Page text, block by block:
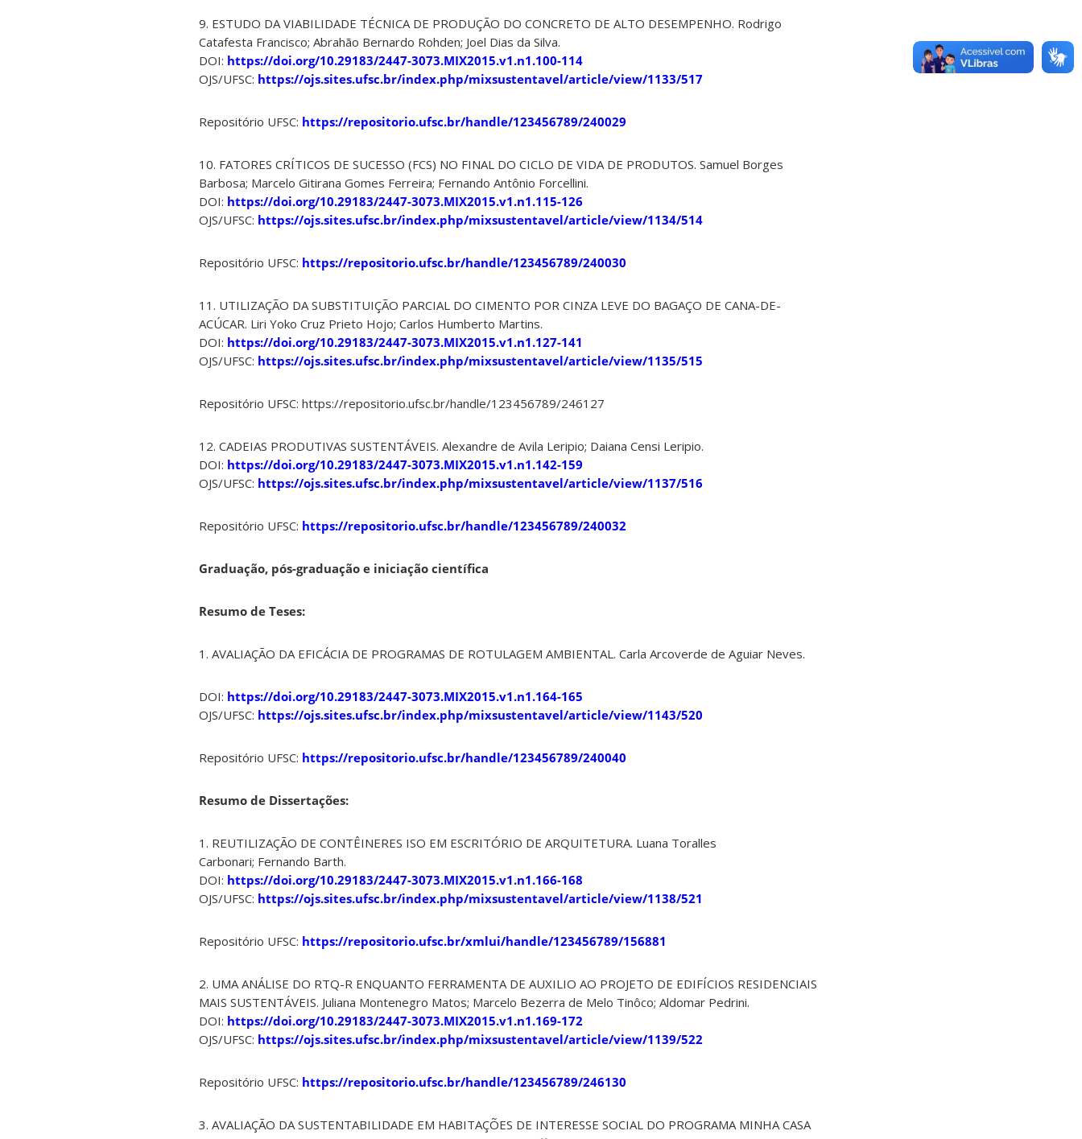
9. ESTUDO DA VIABILIDADE TÉCNICA DE PRODUÇÃO DO CONCRETO DE ALTO DESEMPENHO. Rodrigo
Catafesta Francisco; Abrahão Bernardo Rohden; Joel Dias da Silva.
DOI: https://doi.org/10.29183/2447-3073.MIX2015.v1.n1.100-114
OJS/UFSC: https://ojs.sites.ufsc.br/index.php/mixsustentavel/article/view/1133/517
Repositório UFSC: https://repositorio.ufsc.br/handle/123456789/240029
10. FATORES CRÍTICOS DE SUCESSO (FCS) NO FINAL DO CICLO DE VIDA DE PRODUTOS. Samuel Borges
Barbosa; Marcelo Gitirana Gomes Ferreira; Fernando Antônio Forcellini.
DOI: https://doi.org/10.29183/2447-3073.MIX2015.v1.n1.115-126
OJS/UFSC: https://ojs.sites.ufsc.br/index.php/mixsustentavel/article/view/1134/514
Repositório UFSC: https://repositorio.ufsc.br/handle/123456789/240030
11. UTILIZAÇÃO DA SUBSTITUIÇÃO PARCIAL DO CIMENTO POR CINZA LEVE DO BAGAÇO DE CANA-DE-
ACÚCAR. Liri Yoko Cruz Prieto Hojo; Carlos Humberto Martins.
DOI: https://doi.org/10.29183/2447-3073.MIX2015.v1.n1.127-141
OJS/UFSC: https://ojs.sites.ufsc.br/index.php/mixsustentavel/article/view/1135/515
Repositório UFSC: https://repositorio.ufsc.br/handle/123456789/246127
12. CADEIAS PRODUTIVAS SUSTENTÁVEIS. Alexandre de Avila Leripio; Daiana Censi Leripio.
DOI: https://doi.org/10.29183/2447-3073.MIX2015.v1.n1.142-159
OJS/UFSC: https://ojs.sites.ufsc.br/index.php/mixsustentavel/article/view/1137/516
Repositório UFSC: https://repositorio.ufsc.br/handle/123456789/240032
Graduação, pós-graduação e iniciação científica
Resumo de Teses:
1. AVALIAÇÃO DA EFICÁCIA DE PROGRAMAS DE ROTULAGEM AMBIENTAL. Carla Arcoverde de Aguiar Neves.
DOI: https://doi.org/10.29183/2447-3073.MIX2015.v1.n1.164-165
OJS/UFSC: https://ojs.sites.ufsc.br/index.php/mixsustentavel/article/view/1143/520
Repositório UFSC: https://repositorio.ufsc.br/handle/123456789/240040
Resumo de Dissertações:
1. REUTILIZAÇÃO DE CONTÊINERES ISO EM ESCRITÓRIO DE ARQUITETURA. Luana Toralles
Carbonari; Fernando Barth.
DOI: https://doi.org/10.29183/2447-3073.MIX2015.v1.n1.166-168
OJS/UFSC: https://ojs.sites.ufsc.br/index.php/mixsustentavel/article/view/1138/521
Repositório UFSC: https://repositorio.ufsc.br/xmlui/handle/123456789/156881
2. UMA ANÁLISE DO RTQ-R ENQUANTO FERRAMENTA DE AUXILIO AO PROJETO DE EDIFÍCIOS RESIDENCIAIS
MAIS SUSTENTÁVEIS. Juliana Montenegro Matos; Marcelo Bezerra de Melo Tinôco; Aldomar Pedrini.
DOI: https://doi.org/10.29183/2447-3073.MIX2015.v1.n1.169-172
OJS/UFSC: https://ojs.sites.ufsc.br/index.php/mixsustentavel/article/view/1139/522
Repositório UFSC: https://repositorio.ufsc.br/handle/123456789/246130
3. AVALIAÇÃO DA SUSTENTABILIDADE EM HABITAÇÕES DE INTERESSE SOCIAL DO PROGRAMA MINHA CASA